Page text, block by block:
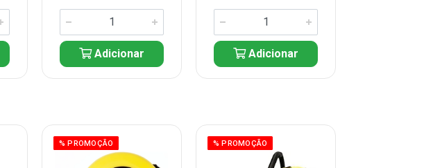
Adicionar Adicionar
% PROMOÇÃO % PROMOÇÃO